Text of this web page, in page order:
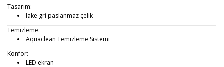
Tasarım:
lake gri paslanmaz çelik
Temizleme:
Aquaclean Temizleme Sistemi
Konfor:
LED ekran